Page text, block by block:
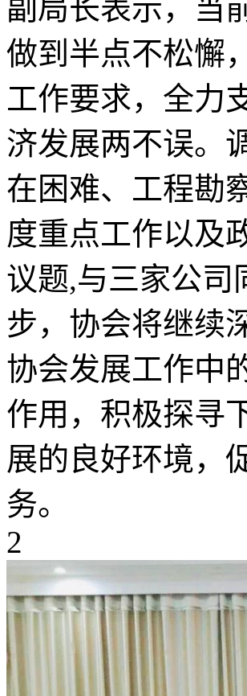
副局长表示，当
做到半点不松懈
工作要求，全力
济发展两不误。
在困难、工程勘
度重点工作以及
议题,与三家公司
步，协会将继续
协会发展工作中
作用，积极探寻
展的良好环境，
务。
2